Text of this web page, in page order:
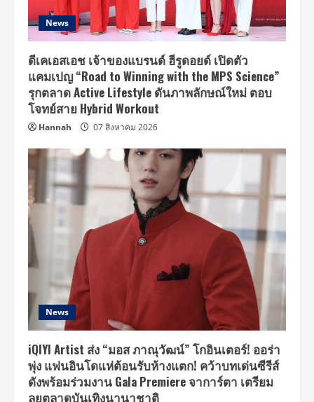
จะ
ทำให้
ทุก
“พอง
โต”ดู
ออนไลน์
บน
แอปพลิเคชัน
iQiyi
(อ้าย
ฉี
อี้)
เว็บไซต์
iQ.com
เดียว
เท่านั้น
News
ดีเคเอสเอช เจ้าของแบรนด์ ฮีรูดอยด์ เปิดตัว
แคมเปญ “Road to Winning with the MPS Science”
รุกตลาด Active Lifestyle ดันภาพลักษณ์ใหม่ ตอบ
โจทย์สาย Hybrid Workout
Hannah 07 สิงหาคม 2026
News
iQIYI Artist ส่ง “มอส ภาณุวัฒน์” โกอินเตอร์! ออร่า
พุ่ง แฟนอินโดแห่ต้อนรับห้างแตก! คว้าบทเด่นซีรีส์
ดังพร้อมร่วมงาน Gala Premiere จาการ์ตา เตรียม
ลุยตลาดบันเทิงนานาชาติ